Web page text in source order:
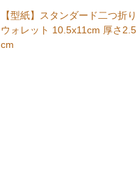
【型紙】スタンダード二つ折り
ウォレット 10.5x11cm 厚さ2.5
cm